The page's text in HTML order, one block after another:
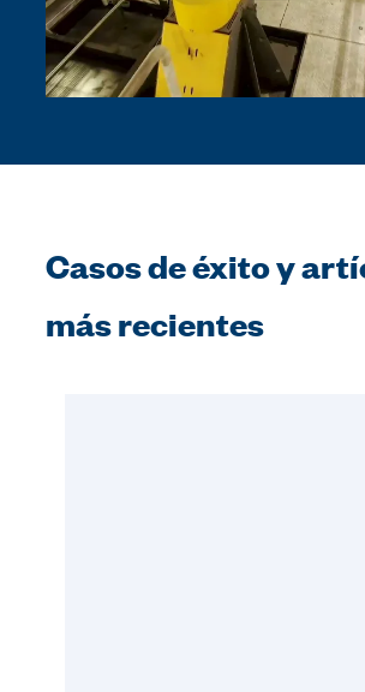
Casos de éxito y
más recientes